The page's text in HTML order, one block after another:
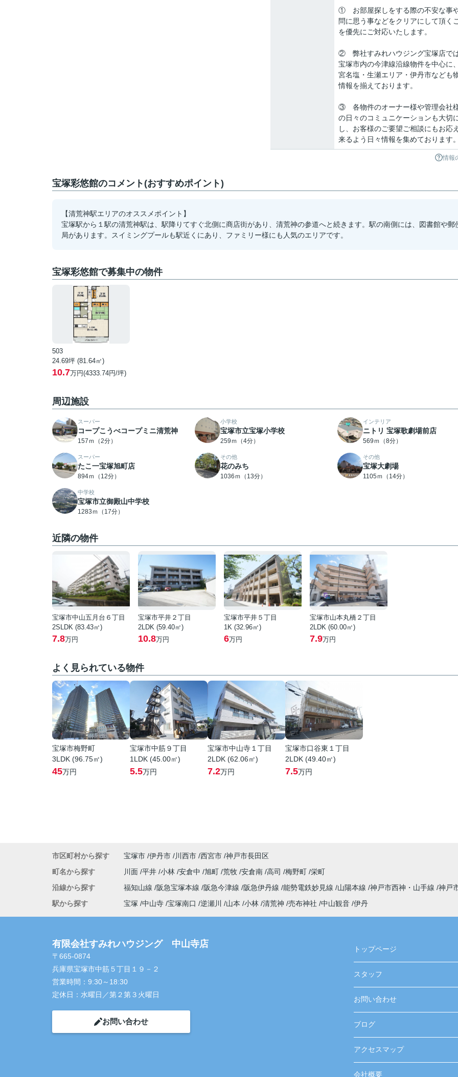
① お部屋探しをする際の不安な事
問に思う事などをクリアにして頂く
を優先にご対応いたします。
② 弊社すみれハウジング宝塚店で
宝塚市内の今津線沿線物件を中心に
宮名塩・生瀬エリア・伊丹市なども
情報を揃えております。
③ 各物件のオーナー様や管理会社
の日々のコミュニケーションも大切
し、お客様のご要望ご相談にもお応
来るよう日々情報を集めております
情報
宝塚彩悠館のコメント(おすすめポイント)
【清荒神駅エリアのオススメポイント】
宝塚駅から１駅の清荒神駅は、駅降りてすぐ北側に商店街があり、清荒神の参道へと続きます。駅の南側には、図書館や郵
局があります。スイミングプールも駅近くにあり、ファミリー様にも人気のエリアです。
宝塚彩悠館で募集中の物件
503
24.69坪 (81.64㎡)
10.7万円(4333.74円/坪)
周辺施設
スーパー
コープこうべコープミニ清荒神
157ｍ（2分）
小学校
宝塚市立宝塚小学校
259ｍ（4分）
インテリア
ニトリ 宝塚歌劇場前店
569ｍ（8分）
スーパー
たこ一宝塚旭町店
894ｍ（12分）
その他
花のみち
1036ｍ（13分）
その他
宝塚大劇場
1105ｍ（14分）
中学校
宝塚市立御殿山中学校
1283ｍ（17分）
近隣の物件
宝塚市中山五月台６丁目
2SLDK (83.43㎡)
7.8万円
宝塚市平井２丁目
2LDK (59.40㎡)
10.8万円
宝塚市平井５丁目
1K (32.96㎡)
6万円
宝塚市山本丸橋２丁目
2LDK (60.00㎡)
7.9万円
よく見られている物件
宝塚市梅野町
3LDK (96.75㎡)
45万円
宝塚市中筋９丁目
1LDK (45.00㎡)
5.5万円
宝塚市中山寺１丁目
2LDK (62.06㎡)
7.2万円
宝塚市口谷東１丁目
2LDK (49.40㎡)
7.5万円
市区町村から探す 宝塚市 伊丹市 川西市 西宮市 神戸市長田区
町名から探す
川面 平井 小林 安倉中 旭町 荒牧 安倉南 高司 梅野町 栄町
沿線から探す
福知山線 阪急宝塚本線 阪急今津線 阪急伊丹線 能勢電鉄妙見線 山陽本線 神戸市西神・山手線 神戸
駅から探す
宝塚 中山寺 宝塚南口 逆瀬川 山本 小林 清荒神 売布神社 中山観音 伊丹
有限会社すみれハウジング 中山寺店
〒665-0874
兵庫県宝塚市中筋５丁目１９－２
営業時間： 9:30～18:30
定休日： 水曜日／第２第３火曜日
お問い合わせ
トップページ
スタッフ
お問い合わせ
ブログ
アクセスマップ
会社概要